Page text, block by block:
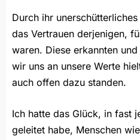
Durch ihr
das Vertrauen derjenigen,
waren. Diese erkannten
wir uns an unsere Werte
auch offen dazu standen.
Ich hatte das Glück, in fast
geleitet habe, Menschen